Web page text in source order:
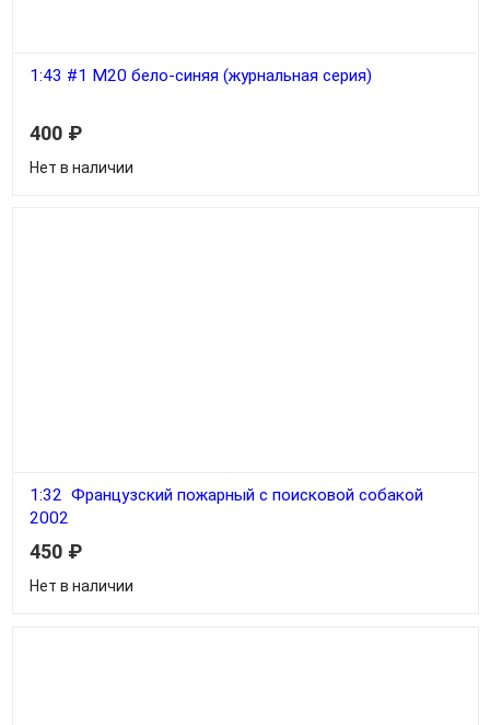
1:43 #1 М20 бело-синяя (журнальная серия)
400 ₽
Нет в наличии
1:32 Французский пожарный с поисковой собакой
2002
450 ₽
Нет в наличии